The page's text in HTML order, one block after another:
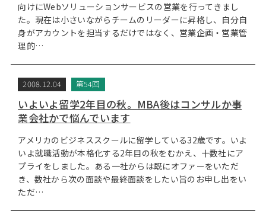
向けにWebソリューションサービスの営業を行ってきまし
た。現在は小さいながらチームのリーダーに昇格し、自分自
身がアカウントを担当するだけではなく、営業企画・営業管
理的…
2008.12.04 第54回
いよいよ留学2年目の秋。MBA後はコンサルか事
業会社かで悩んでいます
アメリカのビジネススクールに留学している32歳です。いよ
いよ就職活動が本格化する2年目の秋をむかえ、十数社にア
プライをしました。ある一社からは既にオファーをいただ
き、数社から次の面談や最終面談をしたい旨のお申し出をい
ただ…